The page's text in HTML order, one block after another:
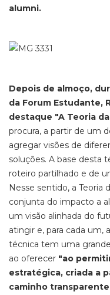
alumni.
Depois de almoço,
da Forum Estudante,
destaque "A Teoria
procura, a partir de um
agregar visões de
soluções. A base desta
roteiro partilhado e de
Nesse sentido, a Teoria
conjunta do impacto a
um visão alinhada do
atingir e, para cada um,
técnica tem uma
ao oferecer "ao
estratégica, criada a
caminho